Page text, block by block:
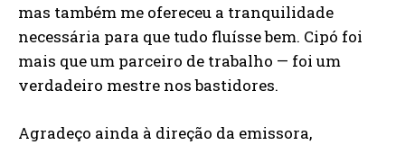
mas também me ofereceu a tranquilidade
necessária para que tudo fluísse bem. Cipó foi
mais que um parceiro de trabalho — foi um
verdadeiro mestre nos bastidores.
Agradeço ainda à direção da emissora,